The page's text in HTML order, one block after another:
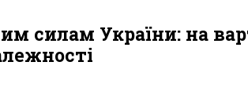
силам України: на